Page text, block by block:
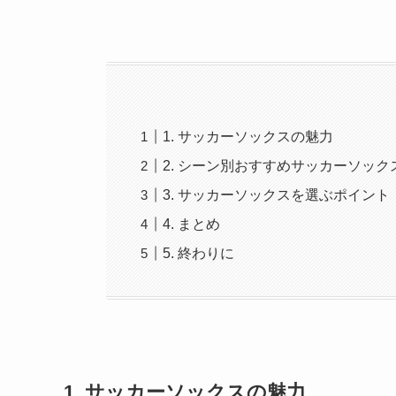
1. サッカーソックスの魅力
2. シーン別おすすめサッカーソック
3. サッカーソックスを選ぶポイント
4. まとめ
5. 終わりに